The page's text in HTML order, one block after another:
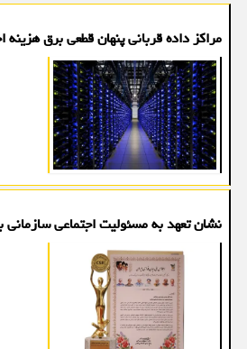
مراکز داده قربانی پنهان قطعی برق هزینه
نشان تعهد به مسئولیت اجتماعی سازمانی